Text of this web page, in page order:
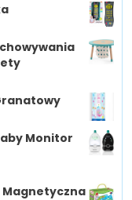
Monitor
Magnetyczna